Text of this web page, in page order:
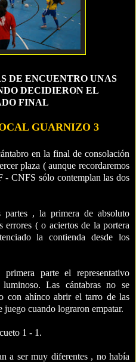
DE ENCUENTRO UNAS
DECIDIERON EL
FINAL
GUARNIZO 3
en la final de consolación
plaza ( aunque recordaremos
- CNFS sólo contemplan las dos
, la primera de absoluto
errores ( o aciertos de la portera
la contienda desde los
parte el representativo
Las cántabras no se
con ahínco abrir el tarro de las
juego cuando lograron empatar.
1 - 1.
a ser muy diferentes , no había